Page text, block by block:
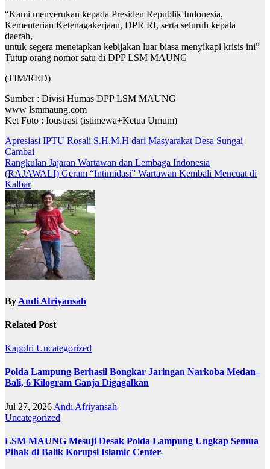
“Kami menyerukan kepada Presiden Republik Indonesia,
Kementerian Ketenagakerjaan, DPR RI, serta seluruh kepala
daerah,
untuk segera menetapkan kebijakan luar biasa menyikapi krisis ini”
Tutup orang nomor satu di DPP LSM MAUNG
(TIM/RED)
Sumber : Divisi Humas DPP LSM MAUNG
www lsmmaung.com
Ket Foto : Ioustrasi (istimewa+Ketua Umum)
Navigasi
pos
Apresiasi IPTU Rosali S.H,M.H dari Masyarakat Desa Sungai
Cambai
Rangkulan Jajaran Wartawan dan Lembaga Indonesia
(RAJAWALI) Geram “Intimidasi” Wartawan Kembali Mencuat di
Kalbar
By Andi Afriyansah
Related Post
Kapolri Uncategorized
Polda Lampung Berhasil Bongkar Jaringan Narkoba Medan–
Bali, 6 Kilogram Ganja Digagalkan
Jul 27, 2026 Andi Afriyansah
Uncategorized
LSM MAUNG Mesuji Desak Polda Lampung Ungkap Semua
Pihak di Balik Korupsi Islamic Center-